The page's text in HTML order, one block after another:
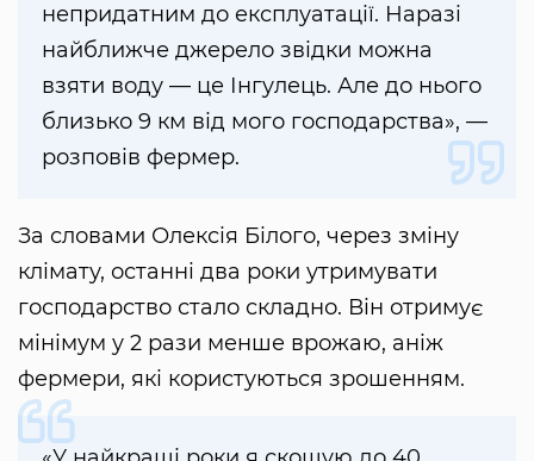
непридатним до експлуатації. Наразі
найближче джерело звідки можна
взяти воду — це Інгулець. Але до нього
близько 9 км від мого господарства», —
розповів фермер.
За словами Олексія Білого, через зміну
клімату, останні два роки утримувати
господарство стало складно. Він отримує
мінімум у 2 рази менше врожаю, аніж
фермери, які користуються зрошенням.